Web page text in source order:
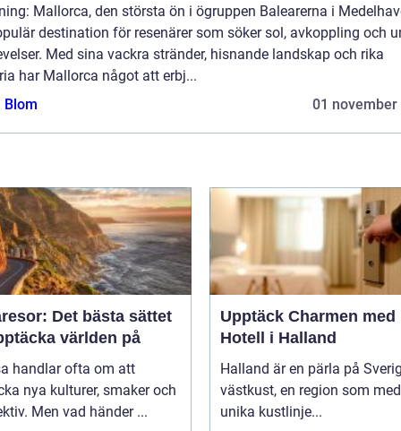
Mallorca, den största ön i ögruppen Balearerna i
destination för resenärer som söker sol, avkoppling och
Med sina vackra stränder, hisnande landskap och rika
har Mallorca något att erbj...
Blom
01 november
Det bästa sättet
världen på
handlar ofta om att
nya kulturer, smaker och
Men vad händer ...
Upptäck Charmen med
Hotell i Halland
Halland är en pärla på
västkust, en region som
unika kustlinje...